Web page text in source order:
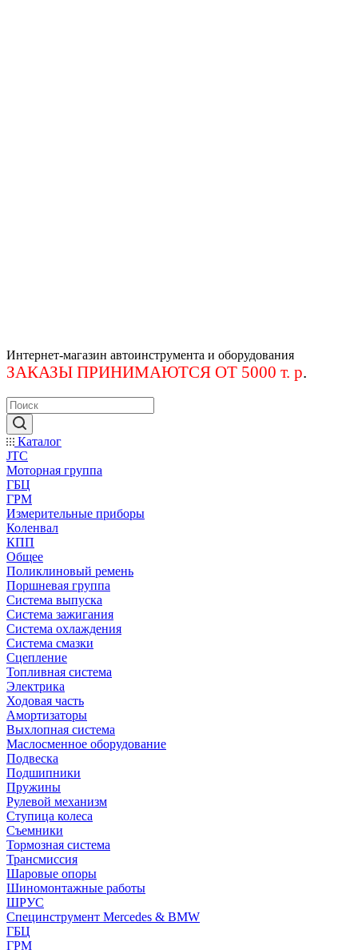
Интернет-магазин автоинструмента и оборудования
ЗАКАЗЫ ПРИНИМАЮТСЯ ОТ 5000 т. р.
Каталог
JTC
Моторная группа
ГБЦ
ГРМ
Измерительные приборы
Коленвал
КПП
Общее
Поликлиновый ремень
Поршневая группа
Система выпуска
Система зажигания
Система охлаждения
Система смазки
Сцепление
Топливная система
Электрика
Ходовая часть
Амортизаторы
Выхлопная система
Маслосменное оборудование
Подвеска
Подшипники
Пружины
Рулевой механизм
Ступица колеса
Съемники
Тормозная система
Трансмиссия
Шаровые опоры
Шиномонтажные работы
ШРУС
Специнструмент Mercedes & BMW
ГБЦ
ГРМ